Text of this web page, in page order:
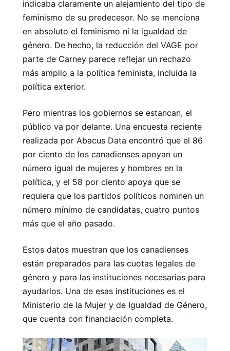
indicaba claramente un alejamiento del tipo de
feminismo de su predecesor. No se menciona
en absoluto el feminismo ni la igualdad de
género. De hecho, la reducción del VAGE por
parte de Carney parece reflejar un rechazo
más amplio a la política feminista, incluida la
política exterior.
Pero mientras los gobiernos se estancan, el
público va por delante. Una encuesta reciente
realizada por Abacus Data encontró que el 86
por ciento de los canadienses apoyan un
número igual de mujeres y hombres en la
política, y el 58 por ciento apoya que se
requiera que los partidos políticos nominen un
número mínimo de candidatas, cuatro puntos
más que el año pasado.
Estos datos muestran que los canadienses
están preparados para las cuotas legales de
género y para las instituciones necesarias para
ayudarlos. Una de esas instituciones es el
Ministerio de la Mujer y de Igualdad de Género,
que cuenta con financiación completa.